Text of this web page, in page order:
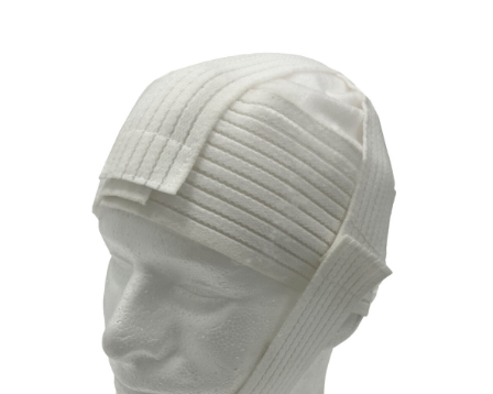
(Hypothermia)
もっと見る
製品をキーワードで検索
検索
採用情報（外部サイトに移動します）
お問合せ
見積り
オンラインショップ
English 日本語